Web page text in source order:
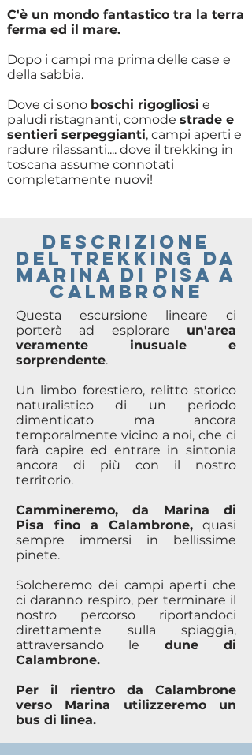
C'è un mondo fantastico tra la terra
ferma ed il mare.
Dopo i campi ma prima delle case e
della sabbia.
Dove ci sono boschi rigogliosi e
paludi ristagnanti, comode strade e
sentieri serpeggianti, campi aperti e
radure rilassanti.... dove il trekking in
toscana assume connotati
completamente nuovi!
descrizione
del trekking Da
marina di pisa a
calmbrone
Questa escursione lineare ci
porterà ad esplorare un'area
veramente inusuale e
sorprendente.
Un limbo forestiero, relitto storico
naturalistico di un periodo
dimenticato ma ancora
temporalmente vicino a noi, che ci
farà capire ed entrare in sintonia
ancora di più con il nostro
territorio.
Cammineremo, da Marina di
Pisa fino a Calambrone, quasi
sempre immersi in bellissime
pinete.
Solcheremo dei campi aperti che
ci daranno respiro, per terminare il
nostro percorso riportandoci
direttamente sulla spiaggia,
attraversando le dune di
Calambrone.
Per il rientro da Calambrone
verso Marina utilizzeremo un
bus di linea.